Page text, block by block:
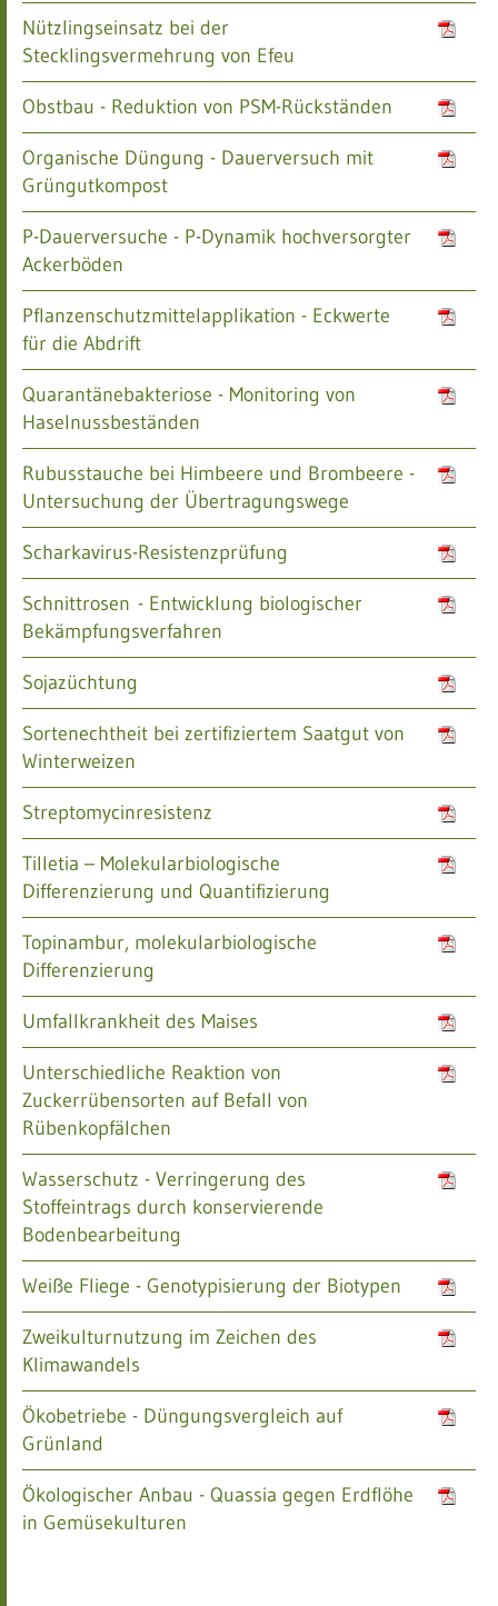
Nützlingseinsatz bei der
Stecklingsvermehrung von Efeu
Obstbau - Reduktion von PSM-Rückständen
Organische Düngung - Dauerversuch mit
Grüngutkompost
P-Dauerversuche - P-Dynamik hochversorgter
Ackerböden
Pflanzenschutzmittelapplikation - Eckwerte
für die Abdrift
Quarantänebakteriose - Monitoring von
Haselnussbeständen
Rubusstauche bei Himbeere und Brombeere -
Untersuchung der Übertragungswege
Scharkavirus-Resistenzprüfung
Schnittrosen - Entwicklung biologischer
Bekämpfungsverfahren
Sojazüchtung
Sortenechtheit bei zertifiziertem Saatgut von
Winterweizen
Streptomycinresistenz
Tilletia – Molekularbiologische
Differenzierung und Quantifizierung
Topinambur, molekularbiologische
Differenzierung
Umfallkrankheit des Maises
Unterschiedliche Reaktion von
Zuckerrübensorten auf Befall von
Rübenkopfälchen
Wasserschutz - Verringerung des
Stoffeintrags durch konservierende
Bodenbearbeitung
Weiße Fliege - Genotypisierung der Biotypen
Zweikulturnutzung im Zeichen des
Klimawandels
Ökobetriebe - Düngungsvergleich auf
Grünland
Ökologischer Anbau - Quassia gegen Erdflöhe
in Gemüsekulturen